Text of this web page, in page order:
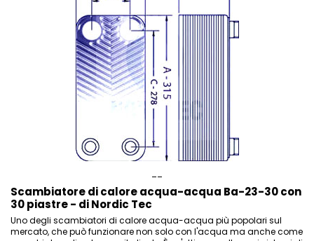
Scambiatore di calore acqua-acqua Ba-23-30 con
30 piastre - di Nordic Tec
Uno degli scambiatori di calore acqua-acqua più popolari sul
mercato, che può funzionare non solo con l'acqua ma anche come